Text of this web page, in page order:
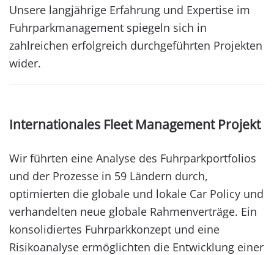
Unsere langjährige Erfahrung und Expertise im
Fuhrparkmanagement spiegeln sich in
zahlreichen erfolgreich durchgeführten Projekten
wider.
Internationales Fleet Management Projekt
Wir führten eine Analyse des Fuhrparkportfolios
und der Prozesse in 59 Ländern durch,
optimierten die globale und lokale Car Policy und
verhandelten neue globale Rahmenverträge. Ein
konsolidiertes Fuhrparkkonzept und eine
Risikoanalyse ermöglichten die Entwicklung einer